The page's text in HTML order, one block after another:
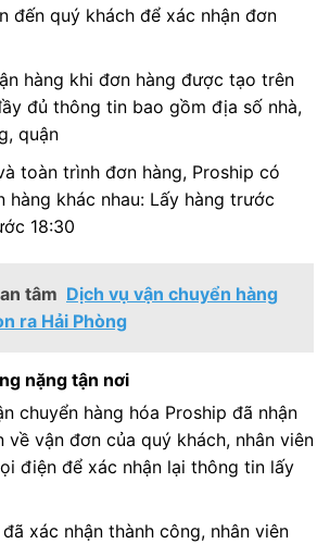
đến quý khách để xác nhận đơn
hàng khi đơn hàng được tạo trên
đủ thông tin bao gồm địa số nhà,
quận
toàn trình đơn hàng, Proship có
hàng khác nhau: Lấy hàng trước
18:30
tâm Dịch vụ vận chuyển hàng
ra Hải Phòng
nặng tận nơi
chuyển hàng hóa Proship đã nhận
vận đơn của quý khách, nhân viên
điện để xác nhận lại thông tin lấy
xác nhận thành công, nhân viên